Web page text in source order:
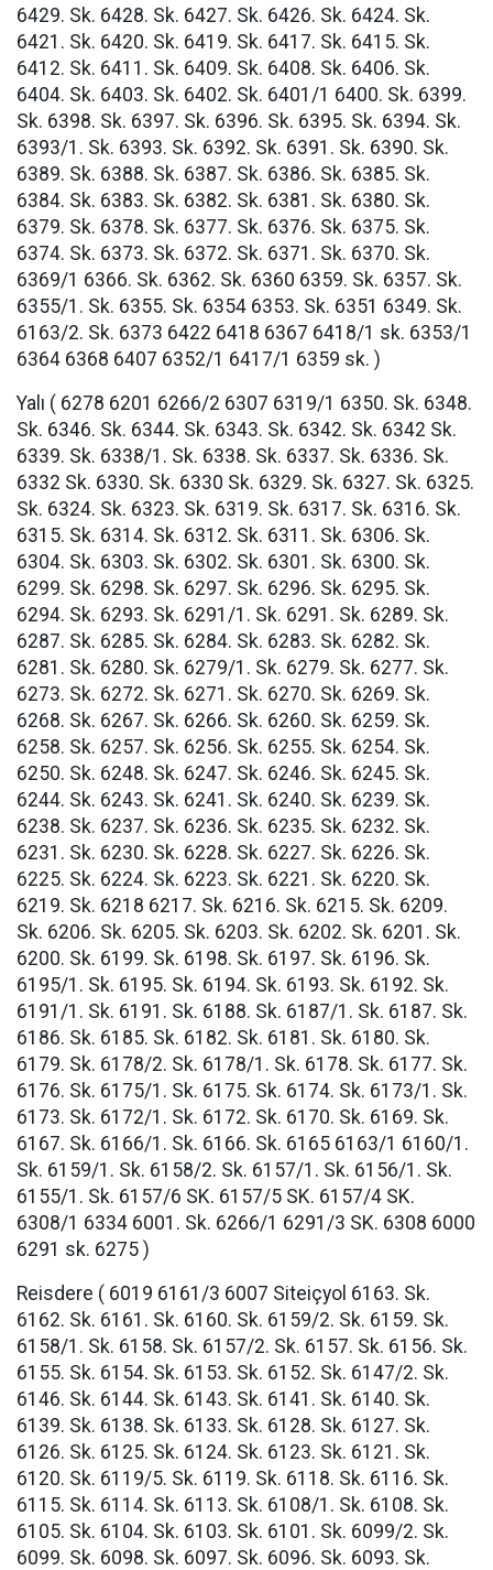
6429. Sk. 6428. Sk. 6427. Sk. 6426. Sk. 6424. Sk.
6421. Sk. 6420. Sk. 6419. Sk. 6417. Sk. 6415. Sk.
6412. Sk. 6411. Sk. 6409. Sk. 6408. Sk. 6406. Sk.
6404. Sk. 6403. Sk. 6402. Sk. 6401/1 6400. Sk. 6399.
Sk. 6398. Sk. 6397. Sk. 6396. Sk. 6395. Sk. 6394. Sk.
6393/1. Sk. 6393. Sk. 6392. Sk. 6391. Sk. 6390. Sk.
6389. Sk. 6388. Sk. 6387. Sk. 6386. Sk. 6385. Sk.
6384. Sk. 6383. Sk. 6382. Sk. 6381. Sk. 6380. Sk.
6379. Sk. 6378. Sk. 6377. Sk. 6376. Sk. 6375. Sk.
6374. Sk. 6373. Sk. 6372. Sk. 6371. Sk. 6370. Sk.
6369/1 6366. Sk. 6362. Sk. 6360 6359. Sk. 6357. Sk.
6355/1. Sk. 6355. Sk. 6354 6353. Sk. 6351 6349. Sk.
6163/2. Sk. 6373 6422 6418 6367 6418/1 sk. 6353/1
6364 6368 6407 6352/1 6417/1 6359 sk. )
Yalı ( 6278 6201 6266/2 6307 6319/1 6350. Sk. 6348.
Sk. 6346. Sk. 6344. Sk. 6343. Sk. 6342. Sk. 6342 Sk.
6339. Sk. 6338/1. Sk. 6338. Sk. 6337. Sk. 6336. Sk.
6332 Sk. 6330. Sk. 6330 Sk. 6329. Sk. 6327. Sk. 6325.
Sk. 6324. Sk. 6323. Sk. 6319. Sk. 6317. Sk. 6316. Sk.
6315. Sk. 6314. Sk. 6312. Sk. 6311. Sk. 6306. Sk.
6304. Sk. 6303. Sk. 6302. Sk. 6301. Sk. 6300. Sk.
6299. Sk. 6298. Sk. 6297. Sk. 6296. Sk. 6295. Sk.
6294. Sk. 6293. Sk. 6291/1. Sk. 6291. Sk. 6289. Sk.
6287. Sk. 6285. Sk. 6284. Sk. 6283. Sk. 6282. Sk.
6281. Sk. 6280. Sk. 6279/1. Sk. 6279. Sk. 6277. Sk.
6273. Sk. 6272. Sk. 6271. Sk. 6270. Sk. 6269. Sk.
6268. Sk. 6267. Sk. 6266. Sk. 6260. Sk. 6259. Sk.
6258. Sk. 6257. Sk. 6256. Sk. 6255. Sk. 6254. Sk.
6250. Sk. 6248. Sk. 6247. Sk. 6246. Sk. 6245. Sk.
6244. Sk. 6243. Sk. 6241. Sk. 6240. Sk. 6239. Sk.
6238. Sk. 6237. Sk. 6236. Sk. 6235. Sk. 6232. Sk.
6231. Sk. 6230. Sk. 6228. Sk. 6227. Sk. 6226. Sk.
6225. Sk. 6224. Sk. 6223. Sk. 6221. Sk. 6220. Sk.
6219. Sk. 6218 6217. Sk. 6216. Sk. 6215. Sk. 6209.
Sk. 6206. Sk. 6205. Sk. 6203. Sk. 6202. Sk. 6201. Sk.
6200. Sk. 6199. Sk. 6198. Sk. 6197. Sk. 6196. Sk.
6195/1. Sk. 6195. Sk. 6194. Sk. 6193. Sk. 6192. Sk.
6191/1. Sk. 6191. Sk. 6188. Sk. 6187/1. Sk. 6187. Sk.
6186. Sk. 6185. Sk. 6182. Sk. 6181. Sk. 6180. Sk.
6179. Sk. 6178/2. Sk. 6178/1. Sk. 6178. Sk. 6177. Sk.
6176. Sk. 6175/1. Sk. 6175. Sk. 6174. Sk. 6173/1. Sk.
6173. Sk. 6172/1. Sk. 6172. Sk. 6170. Sk. 6169. Sk.
6167. Sk. 6166/1. Sk. 6166. Sk. 6165 6163/1 6160/1.
Sk. 6159/1. Sk. 6158/2. Sk. 6157/1. Sk. 6156/1. Sk.
6155/1. Sk. 6157/6 SK. 6157/5 SK. 6157/4 SK.
6308/1 6334 6001. Sk. 6266/1 6291/3 SK. 6308 6000
6291 sk. 6275 )
Reisdere ( 6019 6161/3 6007 Siteiçyol 6163. Sk.
6162. Sk. 6161. Sk. 6160. Sk. 6159/2. Sk. 6159. Sk.
6158/1. Sk. 6158. Sk. 6157/2. Sk. 6157. Sk. 6156. Sk.
6155. Sk. 6154. Sk. 6153. Sk. 6152. Sk. 6147/2. Sk.
6146. Sk. 6144. Sk. 6143. Sk. 6141. Sk. 6140. Sk.
6139. Sk. 6138. Sk. 6133. Sk. 6128. Sk. 6127. Sk.
6126. Sk. 6125. Sk. 6124. Sk. 6123. Sk. 6121. Sk.
6120. Sk. 6119/5. Sk. 6119. Sk. 6118. Sk. 6116. Sk.
6115. Sk. 6114. Sk. 6113. Sk. 6108/1. Sk. 6108. Sk.
6105. Sk. 6104. Sk. 6103. Sk. 6101. Sk. 6099/2. Sk.
6099. Sk. 6098. Sk. 6097. Sk. 6096. Sk. 6093. Sk.